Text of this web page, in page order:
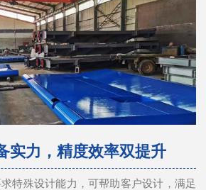
实力，精度效率双提升
特殊设计能力，可帮助客户设计，满足